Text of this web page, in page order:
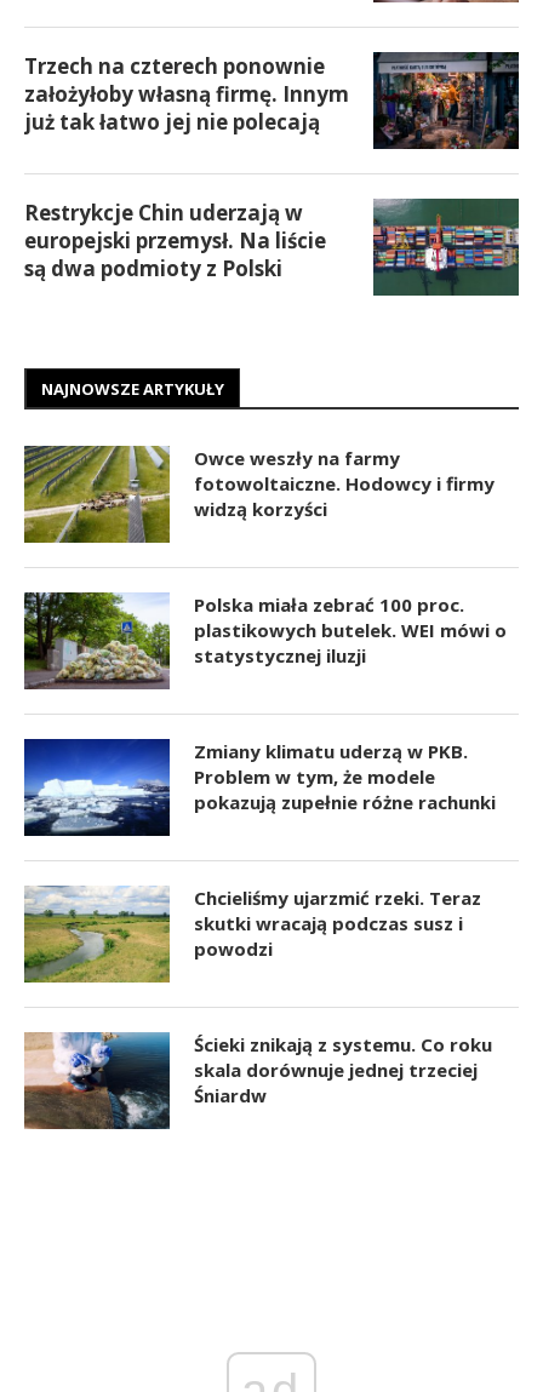
Trzech na czterech ponownie
założyłoby własną firmę. Innym
już tak łatwo jej nie polecają
Restrykcje Chin uderzają w
europejski przemysł. Na liście
są dwa podmioty z Polski
NAJNOWSZE ARTYKUŁY
Owce weszły na farmy
fotowoltaiczne. Hodowcy i firmy
widzą korzyści
Polska miała zebrać 100 proc.
plastikowych butelek. WEI mówi o
statystycznej iluzji
Zmiany klimatu uderzą w PKB.
Problem w tym, że modele
pokazują zupełnie różne rachunki
Chcieliśmy ujarzmić rzeki. Teraz
skutki wracają podczas susz i
powodzi
Ścieki znikają z systemu. Co roku
skala dorównuje jednej trzeciej
Śniardw